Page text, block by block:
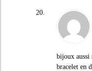
bijoux aussi
bracelet en